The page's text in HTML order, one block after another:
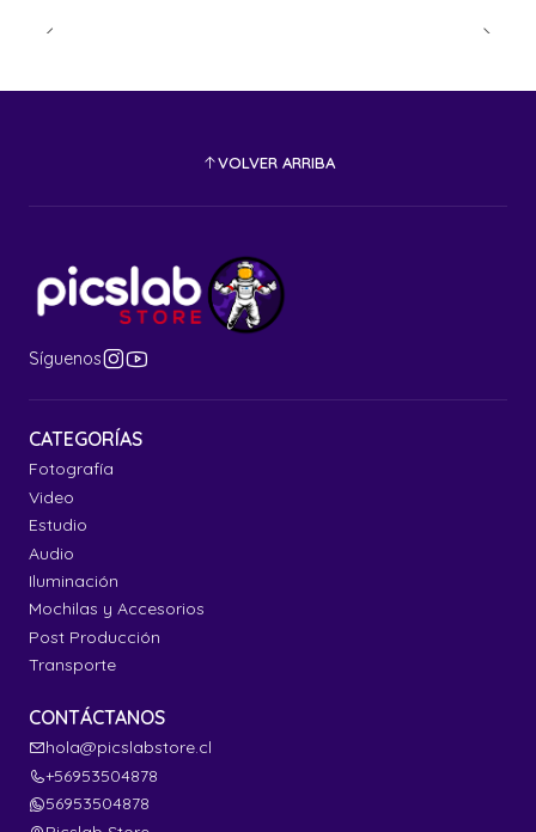
VOLVER ARRIBA
Síguenos
CATEGORÍAS
Fotografía
Video
Estudio
Audio
Iluminación
Mochilas y Accesorios
Post Producción
Transporte
CONTÁCTANOS
hola@picslabstore.cl
+56953504878
56953504878